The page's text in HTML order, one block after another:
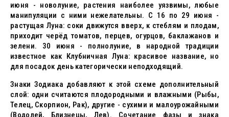
июня - новолуние, растения наиболее уязвимы, любые
манипуляции с ними нежелательны. С 16 по 29 июня -
растущая Луна: соки движутся вверх, к стеблям и плодам,
приходит черёд томатов, перцев, огурцов, баклажанов и
зелени. 30 июня - полнолуние, в народной традиции
известное как Клубничная Луна: красивое название, но
для посадок день категорически неподходящий.
Знаки Зодиака добавляют к этой схеме дополнительный
слой: одни считаются плодородными и влажными (Рыбы,
Телец, Скорпион, Рак), другие - сухими и малоурожайными
(Водолей, Близнецы, Лев). Сочетание фазы и знака